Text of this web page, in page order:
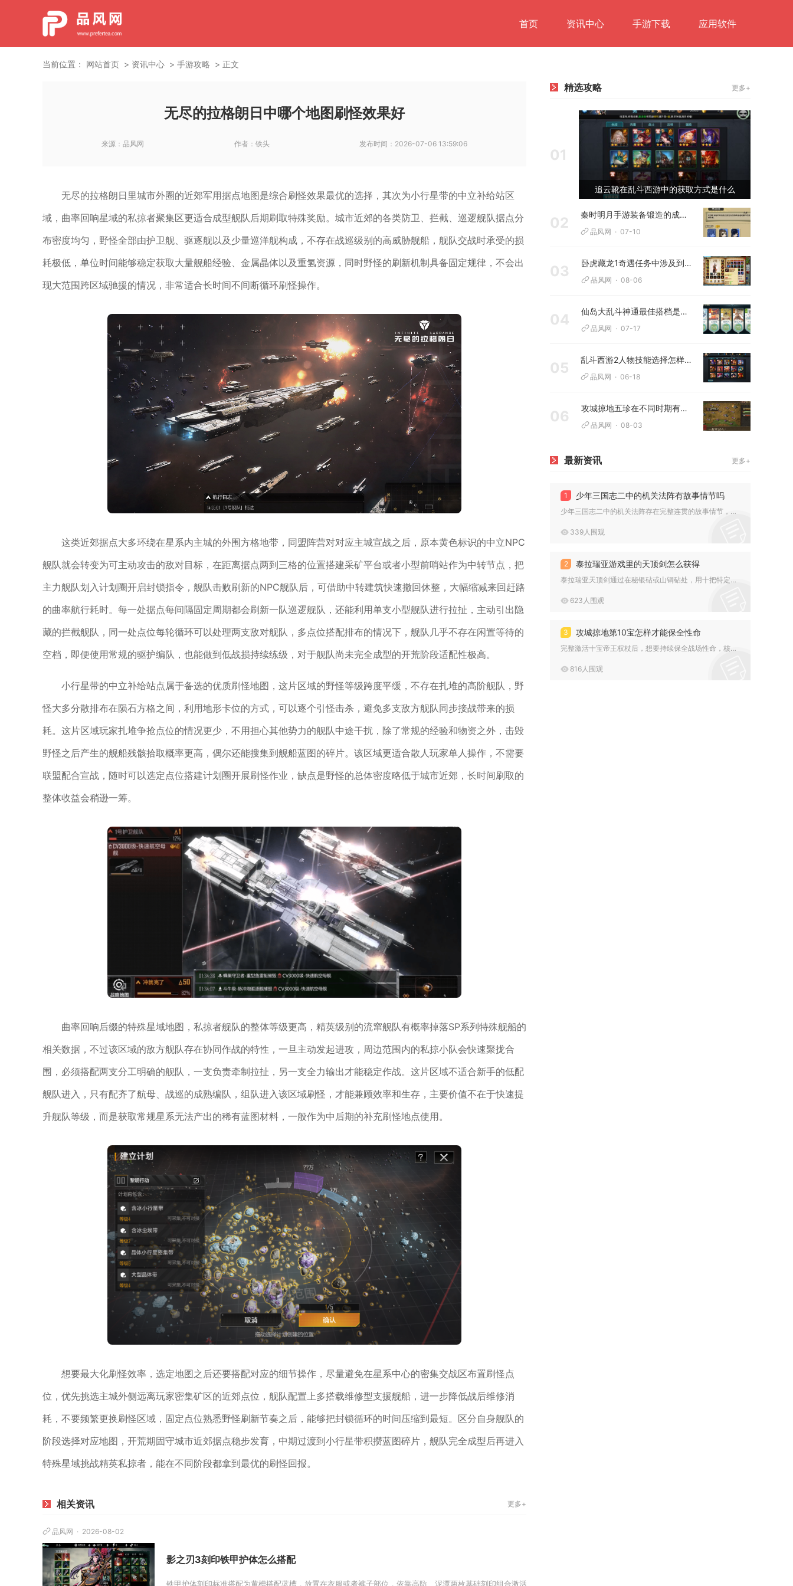
首页 资讯中心 手游下载 应用软件
当前位置： 网站首页 资讯中心 手游攻略 正文
无尽的拉格朗日中哪个地图刷怪效果好
来源： 品风网 作者： 铁头 发布时间： 2026-07-06 13:59:06
无尽的拉格朗日里城市外圈的近郊军用据点地图是综合刷怪效果最优的选择，其次为小行星带的中立补给站区
域，曲率回响星域的私掠者聚集区更适合成型舰队后期刷取特殊奖励。城市近郊的各类防卫、拦截、巡逻舰队据点分
布密度均匀，野怪全部由护卫舰、驱逐舰以及少量巡洋舰构成，不存在战巡级别的高威胁舰船，舰队交战时承受的损
耗极低，单位时间能够稳定获取大量舰船经验、金属晶体以及重氢资源，同时野怪的刷新机制具备固定规律，不会出
现大范围跨区域驰援的情况，非常适合长时间不间断循环刷怪操作。
这类近郊据点大多环绕在星系内主城的外围方格地带，同盟阵营对对应主城宣战之后，原本黄色标识的中立NPC
舰队就会转变为可主动攻击的敌对目标，在距离据点两到三格的位置搭建采矿平台或者小型前哨站作为中转节点，把
主力舰队划入计划圈开启封锁指令，舰队击败刷新的NPC舰队后，可借助中转建筑快速撤回休整，大幅缩减来回赶路
的曲率航行耗时。每一处据点每间隔固定周期都会刷新一队巡逻舰队，还能利用单支小型舰队进行拉扯，主动引出隐
藏的拦截舰队，同一处点位每轮循环可以处理两支敌对舰队，多点位搭配排布的情况下，舰队几乎不存在闲置等待的
空档，即便使用常规的驱护编队，也能做到低战损持续练级，对于舰队尚未完全成型的开荒阶段适配性极高。
小行星带的中立补给站点属于备选的优质刷怪地图，这片区域的野怪等级跨度平缓，不存在扎堆的高阶舰队，野
怪大多分散排布在陨石方格之间，利用地形卡位的方式，可以逐个引怪击杀，避免多支敌方舰队同步接战带来的损
耗。这片区域玩家扎堆争抢点位的情况更少，不用担心其他势力的舰队中途干扰，除了常规的经验和物资之外，击毁
野怪之后产生的舰船残骸拾取概率更高，偶尔还能搜集到舰船蓝图的碎片。该区域更适合散人玩家单人操作，不需要
联盟配合宣战，随时可以选定点位搭建计划圈开展刷怪作业，缺点是野怪的总体密度略低于城市近郊，长时间刷取的
整体收益会稍逊一筹。
曲率回响后缀的特殊星域地图，私掠者舰队的整体等级更高，精英级别的流窜舰队有概率掉落SP系列特殊舰船的
相关数据，不过该区域的敌方舰队存在协同作战的特性，一旦主动发起进攻，周边范围内的私掠小队会快速聚拢合
围，必须搭配两支分工明确的舰队，一支负责牵制拉扯，另一支全力输出才能稳定作战。这片区域不适合新手的低配
舰队进入，只有配齐了航母、战巡的成熟编队，组队进入该区域刷怪，才能兼顾效率和生存，主要价值不在于快速提
升舰队等级，而是获取常规星系无法产出的稀有蓝图材料，一般作为中后期的补充刷怪地点使用。
想要最大化刷怪效率，选定地图之后还要搭配对应的细节操作，尽量避免在星系中心的密集交战区布置刷怪点
位，优先挑选主城外侧远离玩家密集矿区的近郊点位，舰队配置上多搭载维修型支援舰船，进一步降低战后维修消
耗，不要频繁更换刷怪区域，固定点位熟悉野怪刷新节奏之后，能够把封锁循环的时间压缩到最短。区分自身舰队的
阶段选择对应地图，开荒期固守城市近郊据点稳步发育，中期过渡到小行星带积攒蓝图碎片，舰队完全成型后再进入
特殊星域挑战精英私掠者，能在不同阶段都拿到最优的刷怪回报。
相关资讯 更多+
品风网 2026-08-02
影之刃3刻印铁甲护体怎么搭配
铁甲护体刻印标准搭配为黄槽搭配蓝槽，放置在衣服或者裤子部位，依靠高防、泥潭两枚基础刻印组合激活，更适合站桩输出流派用来提...
精选攻略 更多+
01
追云靴在乱斗西游中的获取方式是什么
02 秦时明月手游装备锻造的成功率有多大
品风网 07-10
03 卧虎藏龙1奇遇任务中涉及到古琴的情节是否有趣
品风网 08-06
04 仙岛大乱斗神通最佳搭档是哪位角色
品风网 07-17
05 乱斗西游2人物技能选择怎样提高胜率
品风网 06-18
06 攻城掠地五珍在不同时期有何变化
品风网 08-03
最新资讯 更多+
1 少年三国志二中的机关法阵有故事情节吗
少年三国志二中的机关法阵存在完整连贯的故事情节，所有搭载机关...
339人围观
2 泰拉瑞亚游戏里的天顶剑怎么获得
泰拉瑞亚天顶剑通过在秘银砧或山铜砧处，用十把特定剑合成获得，...
623人围观
3 攻城掠地第10宝怎样才能保全性命
完整激活十宝帝王权杖后，想要持续保全战场性命，核心思路为以十...
816人围观